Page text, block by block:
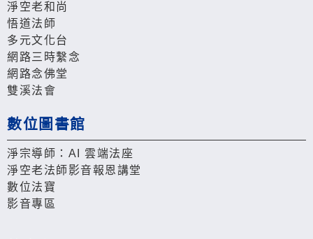
淨空老和尚
悟道法師
多元文化台
網路三時繫念
網路念佛堂
雙溪法會
數位圖書館
淨宗導師：AI 雲端法座
淨空老法師影音報恩講堂
數位法寶
影音專區